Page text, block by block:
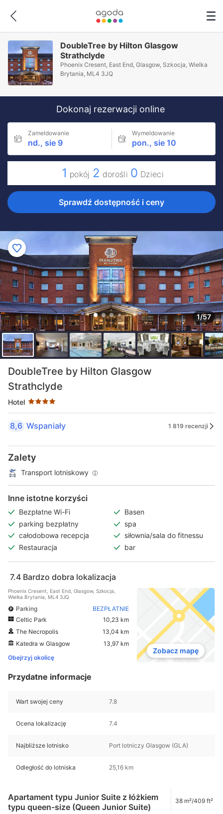
DoubleTree by Hilton Glasgow
Strathclyde
Phoenix Cresent, East End, Glasgow, Szkocja, Wielka
Brytania, ML4 3JQ
Dokonaj rezerwacji online
Zameldowanie
nd., sie 9
Wymeldowanie
pon., sie 10
1 pokój 2 dorośli 0 Dzieci
Sprawdź dostępność i ceny
1/57
DoubleTree by Hilton Glasgow
Strathclyde
Hotel
Liczba gwiazdek: 4
8,6 Wspaniały 1 819 recenzji
Zalety
Transport lotniskowy
Inne istotne korzyści
Bezpłatne Wi-Fi
Basen
parking bezpłatny
spa
całodobowa recepcja
siłownia/sala do fitnessu
Restauracja
bar
7.4 Bardzo dobra lokalizacja
Phoenix Cresent, East End, Glasgow, Szkocja,
Wielka Brytania, ML4 3JQ
Parking
BEZPŁATNIE
Celtic Park
10,23 km
The Necropolis
13,04 km
Katedra w Glasgow
13,97 km
Obejrzyj okolicę
Zobacz mapę
Przydatne informacje
Wart swojej ceny 7.8
Ocena lokalizację 7.4
Najbliższe lotnisko Port lotniczy Glasgow (GLA)
Odległość do lotniska 25,16 km
Apartament typu Junior Suite z łóżkiem
typu queen-size (Queen Junior Suite)
38 m²/409 ft²